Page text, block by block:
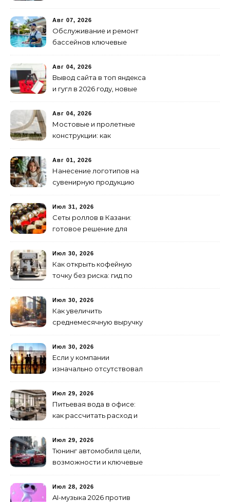
Авг 07, 2026
Обслуживание и ремонт
бассейнов ключевые
Авг 04, 2026
Вывод сайта в топ яндекса
и гугл в 2026 году, новые
Авг 04, 2026
Мостовые и пролетные
конструкции: как
изготовление и поставку
Авг 01, 2026
Нанесение логотипов на
сувенирную продукцию
Июл 31, 2026
Сеты роллов в Казани:
готовое решение для
друзьями
Июл 30, 2026
Как открыть кофейную
точку без риска: гид по
Июл 30, 2026
Как увеличить
среднемесячную выручку
лишних затрат
Июл 30, 2026
Если у компании
изначально отсутствовал
как не утонуть в хаосе
Июл 29, 2026
Питьевая вода в офисе:
как рассчитать расход и
Июл 29, 2026
Тюнинг автомобиля цели,
возможности и ключевые
транспортных средств
Июл 28, 2026
AI-музыка 2026 против